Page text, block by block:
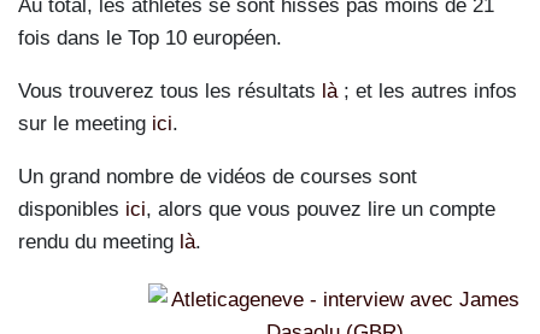
Au total, les athlètes se sont hissés pas moins de 21
fois dans le Top 10 européen.
Vous trouverez tous les résultats là; et les autres infos
sur le meeting ici.
Un grand nombre de vidéos de courses sont
disponibles ici, alors que vous pouvez lire un compte
rendu du meeting là.